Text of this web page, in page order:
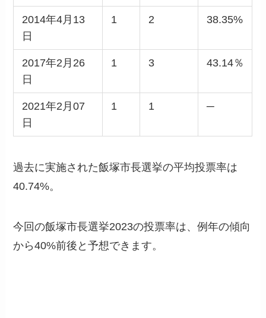
2014年4月13
日
1 2 38.35%
2017年2月26
日
1 3 43.14％
2021年2月07
日
1 1 ─
過去に実施された飯塚市長選挙の平均投票率は
40.74%。
今回の飯塚市長選挙2023の投票率は、例年の傾向
から40%前後と予想できます。